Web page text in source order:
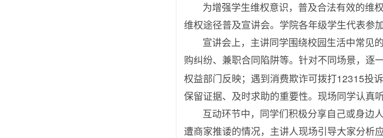
为增强学生维权意识，普及合法有效的维
维权途径普及宣讲会。学院各年级学生代表参
宣讲会上，主讲同学围绕校园生活中常见
购纠纷、兼职合同陷阱等。针对不同场景，逐
权益部门反映；遇到消费欺诈可拨打12315投
保留证据、及时求助的重要性。现场同学认真
互动环节中，同学们积极分享自己或身边
遭商家推诿的情况，主讲人现场引导大家分析